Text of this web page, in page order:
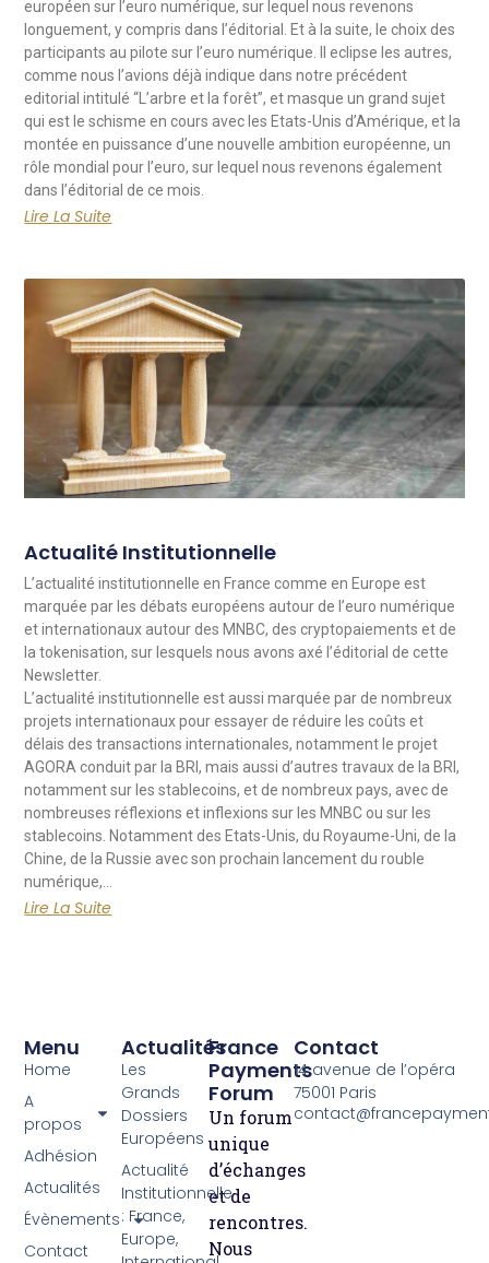
européen sur l’euro numérique, sur lequel nous revenons
longuement, y compris dans l’éditorial. Et à la suite, le choix des
participants au pilote sur l’euro numérique. Il eclipse les autres,
comme nous l’avions déjà indique dans notre précédent
editorial intitulé “L’arbre et la forêt”, et masque un grand sujet
qui est le schisme en cours avec les Etats-Unis d’Amérique, et la
montée en puissance d’une nouvelle ambition européenne, un
rôle mondial pour l’euro, sur lequel nous revenons également
dans l’éditorial de ce mois.
Lire La Suite
Actualité Institutionnelle
L’actualité institutionnelle en France comme en Europe est
marquée par les débats européens autour de l’euro numérique
et internationaux autour des MNBC, des cryptopaiements et de
la tokenisation, sur lesquels nous avons axé l’éditorial de cette
Newsletter.
L’actualité institutionnelle est aussi marquée par de nombreux
projets internationaux pour essayer de réduire les coûts et
délais des transactions internationales, notamment le projet
AGORA conduit par la BRI, mais aussi d’autres travaux de la BRI,
notamment sur les stablecoins, et de nombreux pays, avec de
nombreuses réflexions et inflexions sur les MNBC ou sur les
stablecoins. Notamment des Etats-Unis, du Royaume-Uni, de la
Chine, de la Russie avec son prochain lancement du rouble
numérique,…
Lire La Suite
France
Payments
Forum
Un forum
unique
d’échanges
et de
rencontres.
Nous
Actualités
Les
Grands
Dossiers
Européens
Actualité
Institutionnelle
: France,
Europe,
Menu
Home
A
propos
Adhésion
Actualités
Évènements
Contact
Contact
14 avenue de l’opéra
75001 Paris